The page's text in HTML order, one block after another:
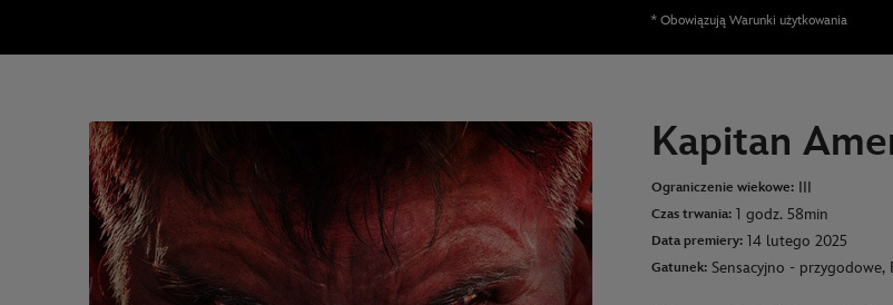
* Obowiązują Warunki użytkowania
Kapitan
Ograniczenie wiekowe: III
Czas trwania: 1 godz. 58min
Data premiery: 14 lutego 2025
Gatunek: Sensacyjno -